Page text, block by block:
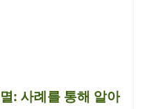
: 사례를 통해 알아